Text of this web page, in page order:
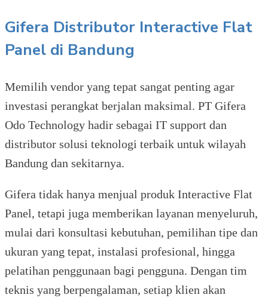
Gifera Distributor Interactive Flat
Panel di Bandung
Memilih vendor yang tepat sangat penting agar
investasi perangkat berjalan maksimal. PT Gifera
Odo Technology hadir sebagai IT support dan
distributor solusi teknologi terbaik untuk wilayah
Bandung dan sekitarnya.
Gifera tidak hanya menjual produk Interactive Flat
Panel, tetapi juga memberikan layanan menyeluruh,
mulai dari konsultasi kebutuhan, pemilihan tipe dan
ukuran yang tepat, instalasi profesional, hingga
pelatihan penggunaan bagi pengguna. Dengan tim
teknis yang berpengalaman, setiap klien akan